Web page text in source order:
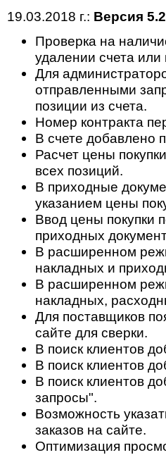
19.03.2018 г.: Версия
Проверка на
удалении счета или
Для
отправленными
позиции из счета.
Номер контракта
В счете добавлено
Расчет цены
всех позиций.
В приходные
указанием цены
Ввод цены покупки
приходных
В расширенном
накладных и
В расширенном
накладных,
Для поставщиков
сайте для сверки.
В поиск клиентов
В поиск клиентов
В поиск клиентов
запросы".
Возможность
заказов на сайте.
Оптимизация